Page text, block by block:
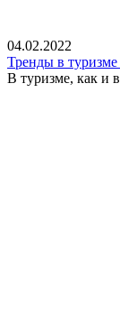
04.02.2022
Тренды в туризме
В туризме, как и